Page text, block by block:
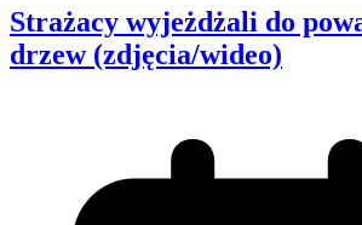
Strażacy wyjeżdżali do
drzew (zdjęcia/wideo)